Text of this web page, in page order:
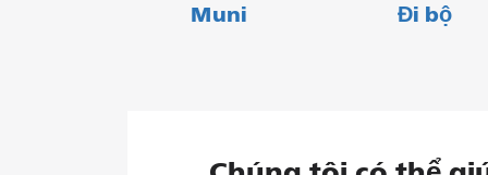
Muni Đi bộ